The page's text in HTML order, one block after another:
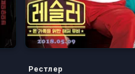
Рестлер